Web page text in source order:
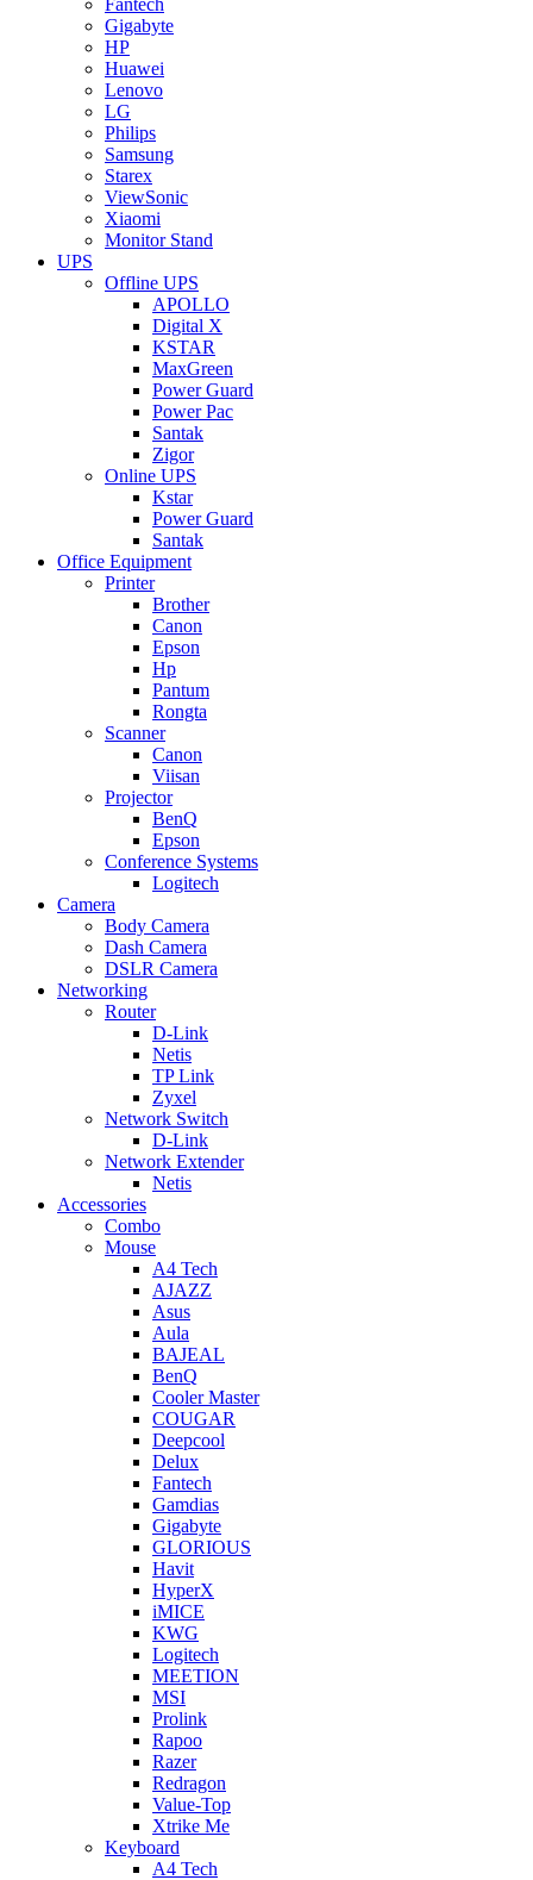
Fantech
Gigabyte
HP
Huawei
Lenovo
LG
Philips
Samsung
Starex
ViewSonic
Xiaomi
Monitor Stand
UPS
Offline UPS
APOLLO
Digital X
KSTAR
MaxGreen
Power Guard
Power Pac
Santak
Zigor
Online UPS
Kstar
Power Guard
Santak
Office Equipment
Printer
Brother
Canon
Epson
Hp
Pantum
Rongta
Scanner
Canon
Viisan
Projector
BenQ
Epson
Conference Systems
Logitech
Camera
Body Camera
Dash Camera
DSLR Camera
Networking
Router
D-Link
Netis
TP Link
Zyxel
Network Switch
D-Link
Network Extender
Netis
Accessories
Combo
Mouse
A4 Tech
AJAZZ
Asus
Aula
BAJEAL
BenQ
Cooler Master
COUGAR
Deepcool
Delux
Fantech
Gamdias
Gigabyte
GLORIOUS
Havit
HyperX
iMICE
KWG
Logitech
MEETION
MSI
Prolink
Rapoo
Razer
Redragon
Value-Top
Xtrike Me
Keyboard
A4 Tech